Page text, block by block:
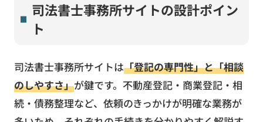
司法書士事務所サイトの設計ポイン
ト
司法書士事務所サイトは「登記の専門性」と「相談
のしやすさ」が鍵です。不動産登記・商業登記・相
続・債務整理など、依頼のきっかけが明確な業務が